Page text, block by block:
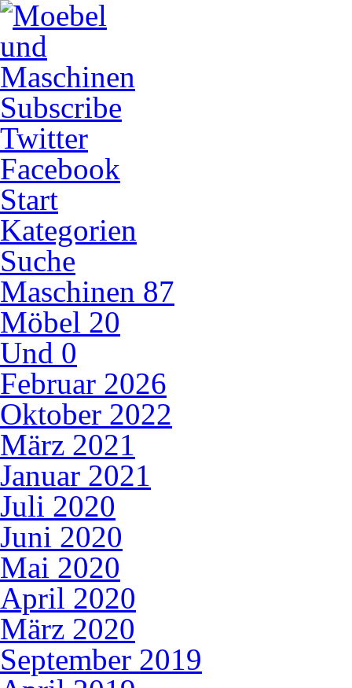
Subscribe
Twitter
Facebook
Start
Kategorien
Suche
Maschinen 87
Möbel 20
Und 0
Februar 2026
Oktober 2022
März 2021
Januar 2021
Juli 2020
Juni 2020
Mai 2020
April 2020
März 2020
September 2019